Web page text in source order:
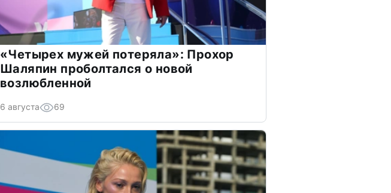
«Четырех мужей потеряла»: Прохор
Шаляпин проболтался о новой
возлюбленной
6 августа 69